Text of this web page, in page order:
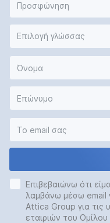
Προσφώνηση
Επιλογή γλώσσας
Επιβεβαιώνω ότι
λαμβάνω μέσω email
Attica Group για τις
εταιριών του